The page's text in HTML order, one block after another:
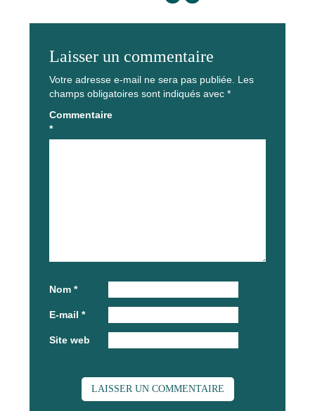
Laisser un commentaire
Votre adresse e-mail ne sera pas publiée. Les
champs obligatoires sont indiqués avec *
Commentaire
*
Nom *
E-mail *
Site web